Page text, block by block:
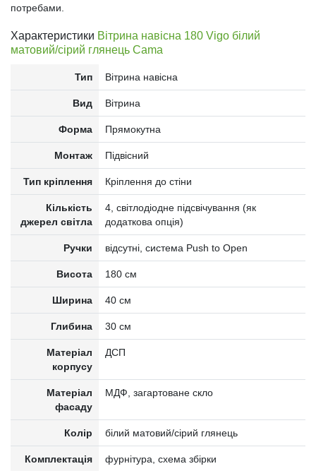
потребами.
Характеристики Вітрина навісна 180 Vigo білий
матовий/сірий глянець Cama
Тип Вітрина навісна
Вид Вітрина
Форма Прямокутна
Монтаж Підвісний
Тип кріплення Кріплення до стіни
Кількість
джерел світла
4, світлодіодне підсвічування (як
додаткова опція)
Ручки відсутні, система Push to Open
Висота 180 см
Ширина 40 см
Глибина 30 см
Матеріал
корпусу
ДСП
Матеріал
фасаду
МДФ, загартоване скло
Колір білий матовий/сірий глянець
Комплектація фурнітура, схема збірки